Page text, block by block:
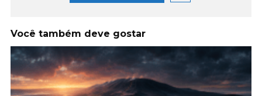
Você também deve gostar